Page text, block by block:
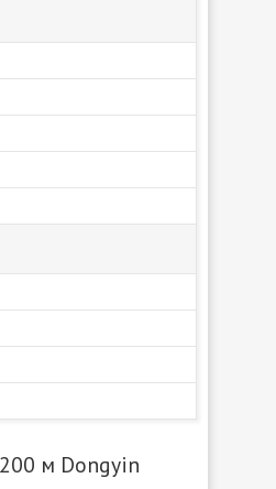
м Dongyin